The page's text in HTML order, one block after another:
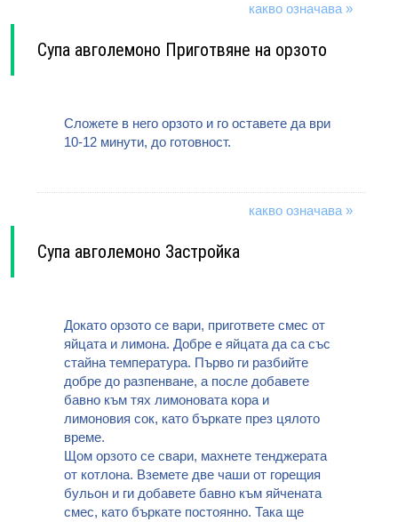
какво означава »
Супа авголемоно Приготвяне на орзото
Сложете в него орзото и го оставете да ври
10-12 минути, до готовност.
какво означава »
Супа авголемоно Застройка
Докато орзото се вари, пригответе смес от
яйцата и лимона. Добре е яйцата да са със
стайна температура. Първо ги разбийте
добре до разпенване, а после добавете
бавно към тях лимоновата кора и
лимоновия сок, като бъркате през цялото
време.
Щом орзото се свари, махнете тенджерата
от котлона. Вземете две чаши от горещия
бульон и ги добавете бавно към яйчената
смес, като бъркате постоянно. Така ще